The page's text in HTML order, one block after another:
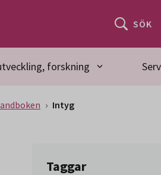
SÖK
forskning
Intyg
Taggar